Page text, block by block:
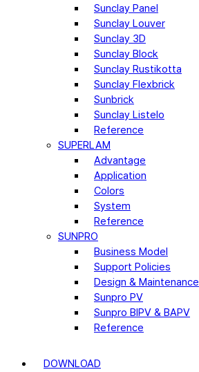
Sunclay Panel
Sunclay Louver
Sunclay 3D
Sunclay Block
Sunclay Rustikotta
Sunclay Flexbrick
Sunbrick
Sunclay Listelo
Reference
SUPERLAM
Advantage
Application
Colors
System
Reference
SUNPRO
Business Model
Support Policies
Design & Maintenance
Sunpro PV
Sunpro BIPV & BAPV
Reference
DOWNLOAD